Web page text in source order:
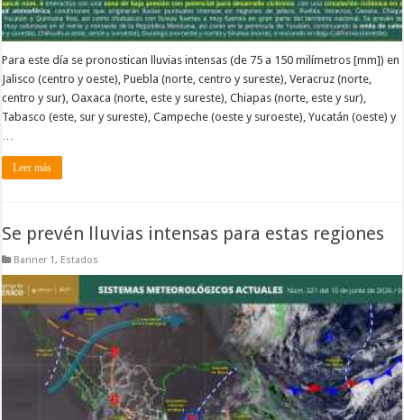
Para este día se pronostican lluvias intensas (de 75 a 150 milímetros [mm]) en
Jalisco (centro y oeste), Puebla (norte, centro y sureste), Veracruz (norte,
centro y sur), Oaxaca (norte, este y sureste), Chiapas (norte, este y sur),
Tabasco (este, sur y sureste), Campeche (oeste y suroeste), Yucatán (oeste) y
…
Leer más
Se prevén lluvias intensas para estas regiones
Banner 1, Estados